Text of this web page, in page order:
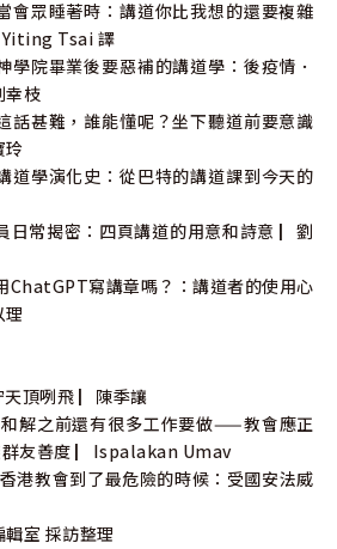
會眾睡著時：講道你比我想的還要複雜
Tsai 譯
院畢業後要惡補的講道學：後疫情．
幸枝
話甚難，誰能懂呢？坐下聽道前要意識
玲
道學演化史：從巴特的講道課到今天的
日常揭密：四頁講道的用意和詩意 ▏劉
ChatGPT寫講章嗎？：講道者的使用心
天頂咧飛 ▏陳季讓
解之前還有很多工作要做——教會應正
群友善度 ▏Ispalakan Umav
港教會到了最危險的時候：受國安法威
室 採訪整理